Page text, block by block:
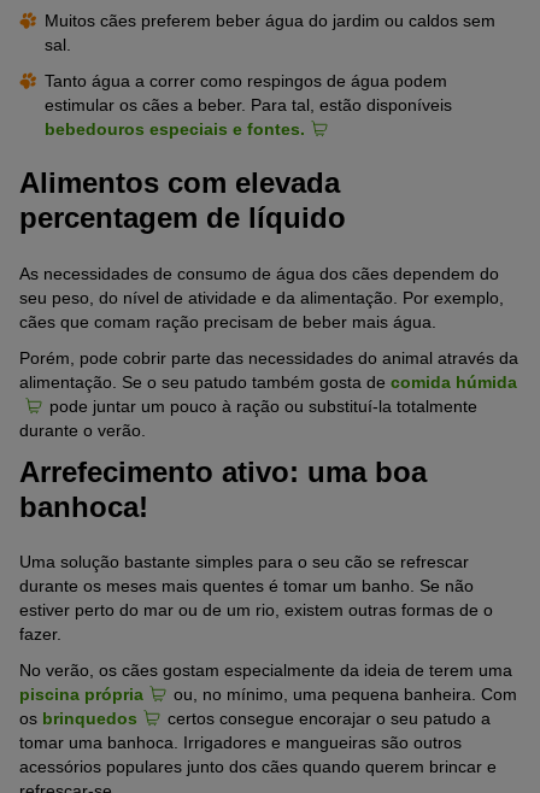
Muitos cães preferem beber água do jardim ou caldos sem
sal.
Tanto água a correr como respingos de água podem
estimular os cães a beber. Para tal, estão disponíveis
bebedouros especiais e fontes.
Alimentos com elevada
percentagem de líquido
As necessidades de consumo de água dos cães dependem do
seu peso, do nível de atividade e da alimentação. Por exemplo,
cães que comam ração precisam de beber mais água.
Porém, pode cobrir parte das necessidades do animal através da
alimentação. Se o seu patudo também gosta de comida húmida
pode juntar um pouco à ração ou substituí-la totalmente
durante o verão.
Arrefecimento ativo: uma boa
banhoca!
Uma solução bastante simples para o seu cão se refrescar
durante os meses mais quentes é tomar um banho. Se não
estiver perto do mar ou de um rio, existem outras formas de o
fazer.
No verão, os cães gostam especialmente da ideia de terem uma
piscina própria
ou, no mínimo, uma pequena banheira. Com
os brinquedos
certos consegue encorajar o seu patudo a
tomar uma banhoca. Irrigadores e mangueiras são outros
acessórios populares junto dos cães quando querem brincar e